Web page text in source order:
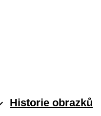
Historie obrazků